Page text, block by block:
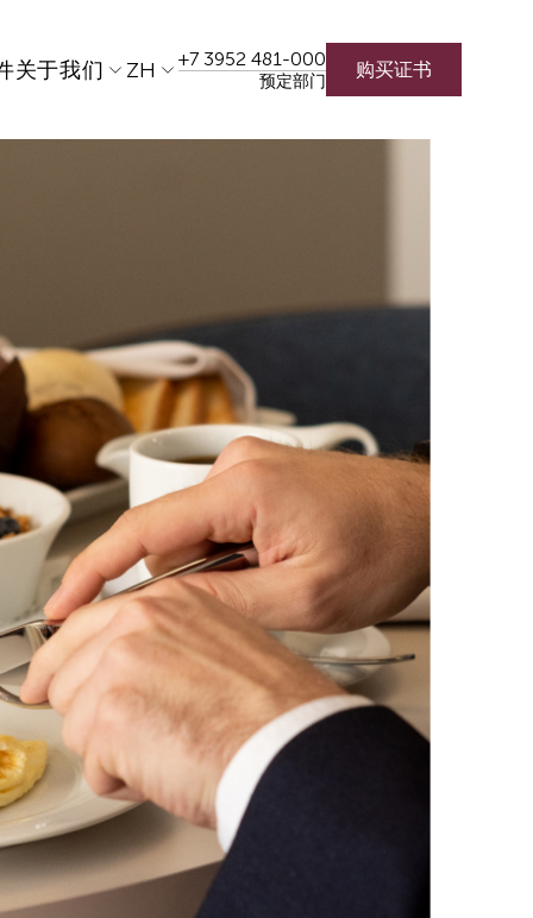
关于我们 ZH +7 3952 481-000
预定部门
购买证书